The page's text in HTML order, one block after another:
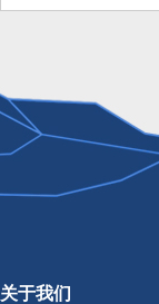
关于我们